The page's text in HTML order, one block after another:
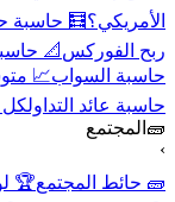
الأمريكي؟🧮 حاسبة
ربح الفوركس 📐
حاسبة السواب📈
حاسبة عائد التداولكل
🧱 المجتمع
›
🧱 حائط المجتمع🏆